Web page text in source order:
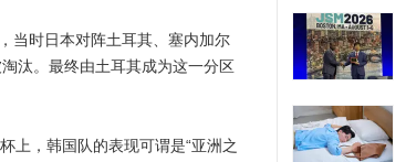
时日本对阵土耳其、塞内加尔
汰。最终由土耳其成为这一分区
，韩国队的表现可谓是“亚洲之